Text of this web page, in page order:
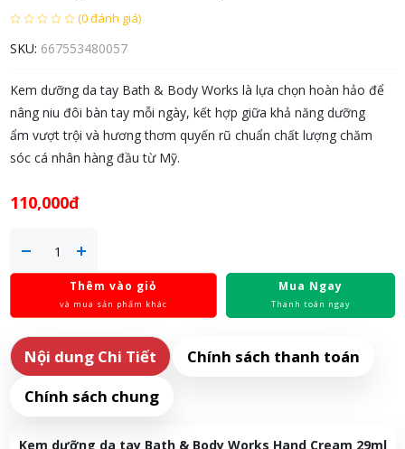
(0 đánh giá)
SKU: 667553480057
Kem dưỡng da tay Bath & Body Works là lựa chọn hoàn hảo để
nâng niu đôi bàn tay mỗi ngày, kết hợp giữa khả năng dưỡng
ẩm vượt trội và hương thơm quyến rũ chuẩn chất lượng chăm
sóc cá nhân hàng đầu từ Mỹ.
110,000đ
Thêm vào giỏ
và mua sản phẩm khác
Mua Ngay
Thanh toán ngay
Nội dung Chi Tiết
Chính sách thanh toán
Chính sách chung
Kem dưỡng da tay Bath & Body Works Hand Cream 29ml